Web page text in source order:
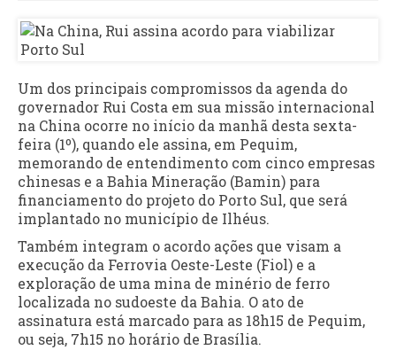
Um dos principais compromissos da agenda do
governador Rui Costa em sua missão internacional
na China ocorre no início da manhã desta sexta-
feira (1º), quando ele assina, em Pequim,
memorando de entendimento com cinco empresas
chinesas e a Bahia Mineração (Bamin) para
financiamento do projeto do Porto Sul, que será
implantado no município de Ilhéus.
Também integram o acordo ações que visam a
execução da Ferrovia Oeste-Leste (Fiol) e a
exploração de uma mina de minério de ferro
localizada no sudoeste da Bahia. O ato de
assinatura está marcado para as 18h15 de Pequim,
ou seja, 7h15 no horário de Brasília.